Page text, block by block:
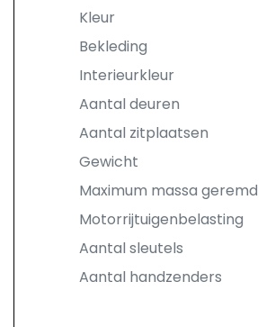
Kleur
Bekleding
Interieurkleur
Aantal deuren
Aantal zitplaatsen
Gewicht
Maximum massa geremd
Motorrijtuigenbelasting
Aantal sleutels
Aantal handzenders